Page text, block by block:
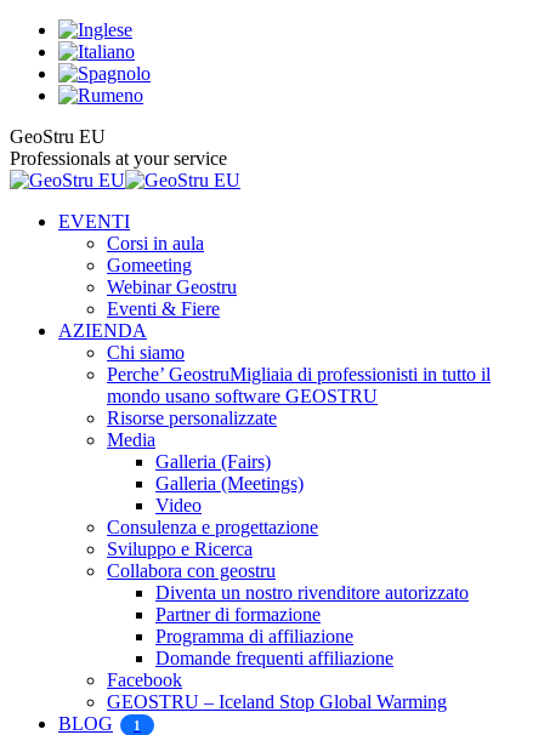
Skip
content
La
pagina
Facebook
apre
La
pagina
X
apre
La
pagina
Instagram
apre
La
pagina
YouTube
apre
La
pagina
Linkedin
apre
GeoStru EU
Professionals at your service
EVENTI
Corsi in aula
Gomeeting
Webinar Geostru
Eventi & Fiere
AZIENDA
Chi siamo
Perche’ GeostruMigliaia di professionisti in tutto il
mondo usano software GEOSTRU
Risorse personalizzate
Media
Galleria (Fairs)
Galleria (Meetings)
Video
Consulenza e progettazione
Sviluppo e Ricerca
Collabora con geostru
Diventa un nostro rivenditore autorizzato
Partner di formazione
Programma di affiliazione
Domande frequenti affiliazione
Facebook
GEOSTRU – Iceland Stop Global Warming
BLOG
1